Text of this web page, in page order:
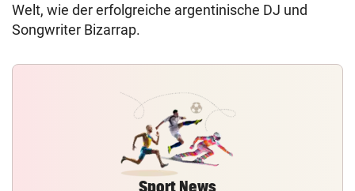
Welt, wie der erfolgreiche argentinische DJ und
Songwriter Bizarrap.
Sport News